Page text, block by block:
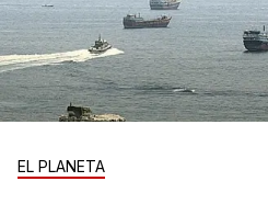
EL PLANETA